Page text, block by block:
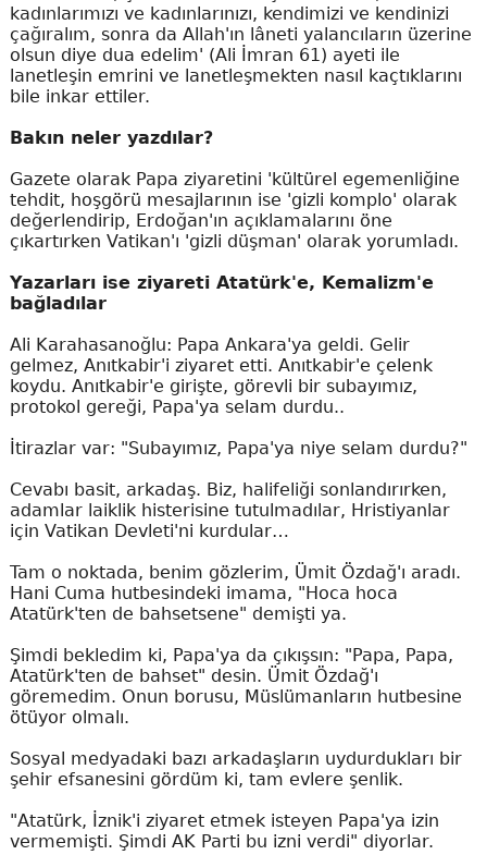
kadınlarımızı ve kadınlarınızı, kendimizi ve kendinizi
çağıralım, sonra da Allah'ın lâneti yalancıların üzerine
olsun diye dua edelim' (Ali İmran 61) ayeti ile
lanetleşin emrini ve lanetleşmekten nasıl kaçtıklarını
bile inkar ettiler.
Bakın neler yazdılar?
Gazete olarak Papa ziyaretini 'kültürel egemenliğine
tehdit, hoşgörü mesajlarının ise 'gizli komplo' olarak
değerlendirip, Erdoğan'ın açıklamalarını öne
çıkartırken Vatikan'ı 'gizli düşman' olarak yorumladı.
Yazarları ise ziyareti Atatürk'e, Kemalizm'e
bağladılar
Ali Karahasanoğlu: Papa Ankara'ya geldi. Gelir
gelmez, Anıtkabir'i ziyaret etti. Anıtkabir'e çelenk
koydu. Anıtkabir'e girişte, görevli bir subayımız,
protokol gereği, Papa'ya selam durdu..
İtirazlar var: "Subayımız, Papa'ya niye selam durdu?"
Cevabı basit, arkadaş. Biz, halifeliği sonlandırırken,
adamlar laiklik histerisine tutulmadılar, Hristiyanlar
için Vatikan Devleti'ni kurdular…
Tam o noktada, benim gözlerim, Ümit Özdağ'ı aradı.
Hani Cuma hutbesindeki imama, "Hoca hoca
Atatürk'ten de bahsetsene" demişti ya.
Şimdi bekledim ki, Papa'ya da çıkışsın: "Papa, Papa,
Atatürk'ten de bahset" desin. Ümit Özdağ'ı
göremedim. Onun borusu, Müslümanların hutbesine
ötüyor olmalı.
Sosyal medyadaki bazı arkadaşların uydurdukları bir
şehir efsanesini gördüm ki, tam evlere şenlik.
"Atatürk, İznik'i ziyaret etmek isteyen Papa'ya izin
vermemişti. Şimdi AK Parti bu izni verdi" diyorlar.